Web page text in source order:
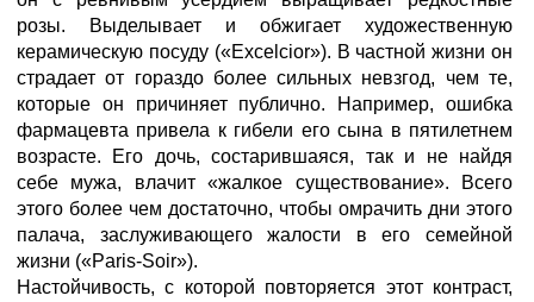
розы. Выделывает и обжигает художественную
керамическую посуду («Excelcior»). В частной жизни он
страдает от гораздо более сильных невзгод, чем те,
которые он причиняет публично. Например, ошибка
фармацевта привела к гибели его сына в пятилетнем
возрасте. Его дочь, состарившаяся, так и не найдя
себе мужа, влачит «жалкое существование». Всего
этого более чем достаточно, чтобы омрачить дни этого
палача, заслуживающего жалости в его семейной
жизни («Paris-Soir»).
Настойчивость, с которой повторяется этот контраст,